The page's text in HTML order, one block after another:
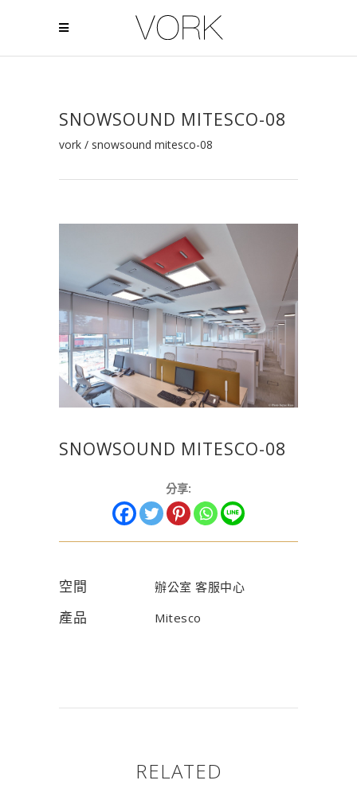
SNOWSOUND MITESCO-08
vork / snowsound mitesco-08
SNOWSOUND MITESCO-08
分享:
空間 辦公室 客服中心
產品 Mitesco
RELATED